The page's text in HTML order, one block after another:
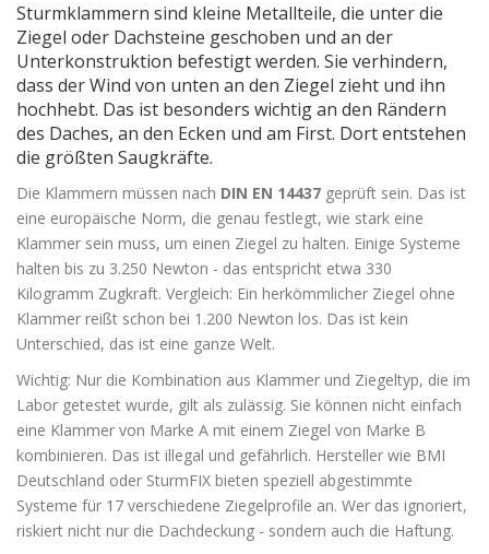
Sturmklammern sind kleine Metallteile, die unter die
Ziegel oder Dachsteine geschoben und an der
Unterkonstruktion befestigt werden. Sie verhindern,
dass der Wind von unten an den Ziegel zieht und ihn
hochhebt. Das ist besonders wichtig an den Rändern
des Daches, an den Ecken und am First. Dort entstehen
die größten Saugkräfte.
Die Klammern müssen nach DIN EN 14437 geprüft sein. Das ist
eine europäische Norm, die genau festlegt, wie stark eine
Klammer sein muss, um einen Ziegel zu halten. Einige Systeme
halten bis zu 3.250 Newton - das entspricht etwa 330
Kilogramm Zugkraft. Vergleich: Ein herkömmlicher Ziegel ohne
Klammer reißt schon bei 1.200 Newton los. Das ist kein
Unterschied, das ist eine ganze Welt.
Wichtig: Nur die Kombination aus Klammer und Ziegeltyp, die im
Labor getestet wurde, gilt als zulässig. Sie können nicht einfach
eine Klammer von Marke A mit einem Ziegel von Marke B
kombinieren. Das ist illegal und gefährlich. Hersteller wie BMI
Deutschland oder SturmFIX bieten speziell abgestimmte
Systeme für 17 verschiedene Ziegelprofile an. Wer das ignoriert,
riskiert nicht nur die Dachdeckung - sondern auch die Haftung.